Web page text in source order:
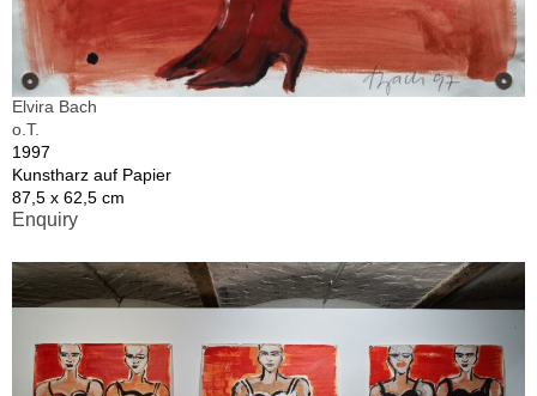
Elvira Bach
o.T.
1997
Kunstharz auf Papier
87,5 x 62,5 cm
Enquiry